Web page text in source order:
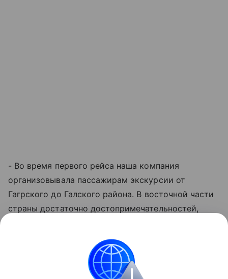
- Во время первого рейса наша компания
организовывала пассажирам экскурсии от
Гагрского до Галского района. В восточной части
страны достаточно достопримечательностей,
источников. В октябре продолжается
и можно купаться в море. Думаю, еще один
рейс можно было бы запустить зимой в